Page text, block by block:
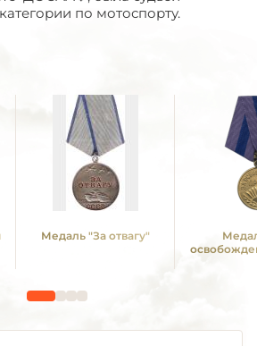
по мотоспорту.
Медаль "За отвагу"